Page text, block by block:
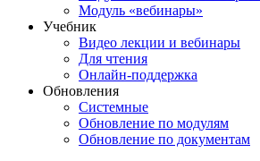
Модуль «вебинары»
Учебник
Видео лекции и вебинары
Для чтения
Онлайн-поддержка
Обновления
Системные
Обновление по модулям
Обновление по документам